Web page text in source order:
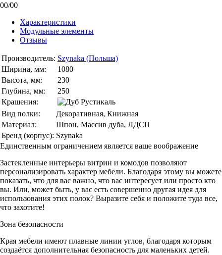
00/00
Характеристики
Модульные элементы
Отзывы
Производитель: Szynaka (Польша)
Ширина, мм:
1080
Высота, мм:
230
Глубина, мм:
250
Крашения:
Вид полки:
Декоративная, Книжная
Материал:
Шпон, Массив дуба, ЛДСП
Бренд (корпус): Szynaka
Единственным ограничением является ваше воображение
Застекленные интерьеры витрин и комодов позволяют
персонализировать характер мебели. Благодаря этому вы можете
показать, что для вас важно, что вас интересует или просто кто
вы. Или, может быть, у вас есть совершенно другая идея для
использования этих полок? Выразите себя и положите туда все,
что захотите!
Зона безопасности
Края мебели имеют плавные линии углов, благодаря которым
создаётся дополнительная безопасность для маленьких детей.